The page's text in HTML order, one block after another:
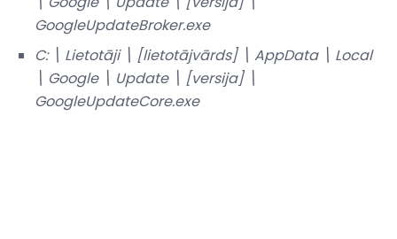
GoogleUpdateBroker.exe
C: \ Lietotāji \ [lietotājvārds] \ AppData \ Local
\ Google \ Update \ [versija] \
GoogleUpdateCore.exe